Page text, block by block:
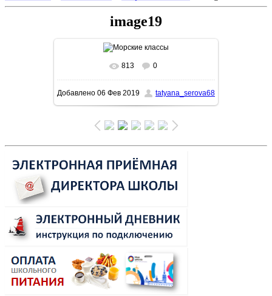
image19
В реальном размере
220.5Kb
813 0
Добавлено 06 Фев 2019 tatyana_serova68